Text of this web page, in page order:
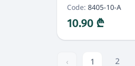
Code: 8405-10-A
10.90 ₾
‹ 1 2